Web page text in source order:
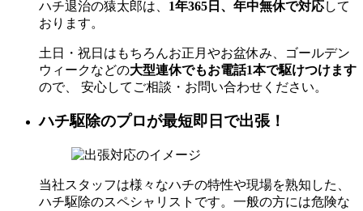
ハチ退治の猿太郎は、 1年365日、年中無休で対応して
おります。
土日・祝日はもちろんお正月やお盆休み、ゴールデン
ウィークなどの大型連休でもお電話1本で駆けつけます
ので、 安心してご相談・お問い合わせください。
ハチ駆除のプロが最短即日で出張！
当社スタッフは様々なハチの特性や現場を熟知した、
ハチ駆除のスペシャリストです。一般の方には危険な